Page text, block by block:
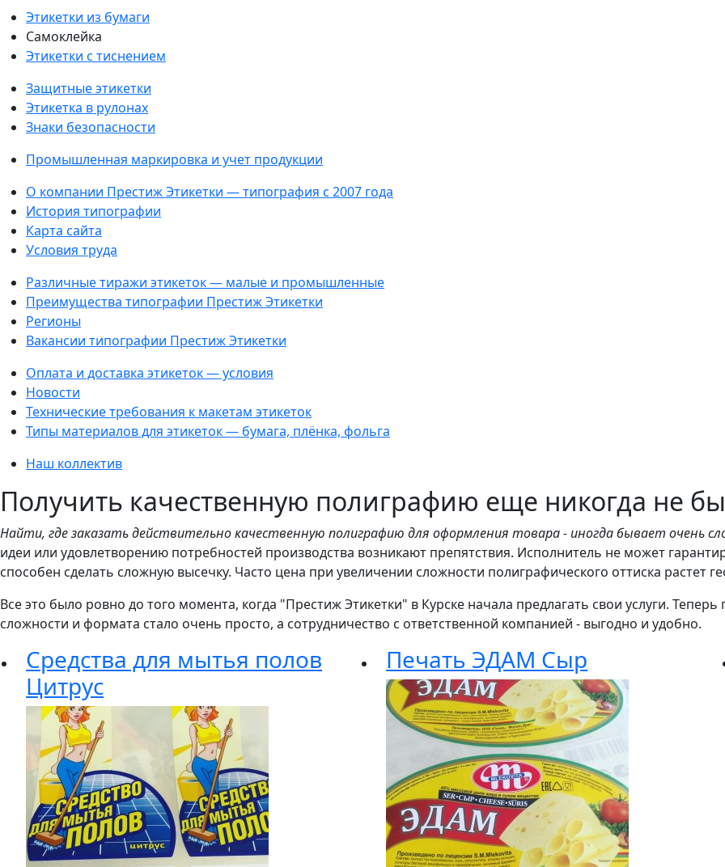
Этикетки из бумаги
Самоклейка
Этикетки с тиснением
Защитные этикетки
Этикетка в рулонах
Знаки безопасности
Промышленная маркировка и учет продукции
О компании Престиж Этикетки — типография с 2007 года
История типографии
Карта сайта
Условия труда
Различные тиражи этикеток — малые и промышленные
Преимущества типографии Престиж Этикетки
Регионы
Вакансии типографии Престиж Этикетки
Оплата и доставка этикеток — условия
Новости
Технические требования к макетам этикеток
Типы материалов для этикеток — бумага, плёнка, фольга
Наш коллектив
Получить качественную полиграфию еще никогда не
Найти, где заказать действительно качественную полиграфию для оформления товара - иногда бывает очень
идеи или удовлетворению потребностей производства возникают препятствия. Исполнитель не может
способен сделать сложную высечку. Часто цена при увеличении сложности полиграфического оттиска растет
Все это было ровно до того момента, когда "Престиж Этикетки" в Курске начала предлагать свои услуги.
сложности и формата стало очень просто, а сотрудничество с ответственной компанией - выгодно и удобно.
Средства для мытья полов
Цитрус
Печать ЭДАМ Сыр